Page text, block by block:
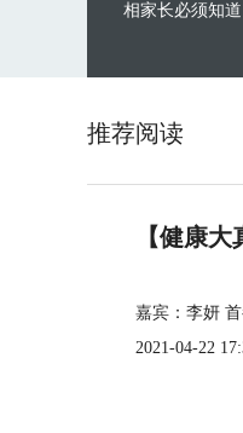
相家长必须知道
推荐阅读
【健康
嘉宾：李妍
2021-04-22